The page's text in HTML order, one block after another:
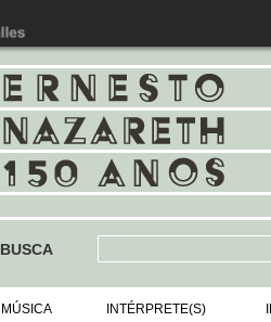
BUSCA
MÚSICA INTÉRPRETE(S)